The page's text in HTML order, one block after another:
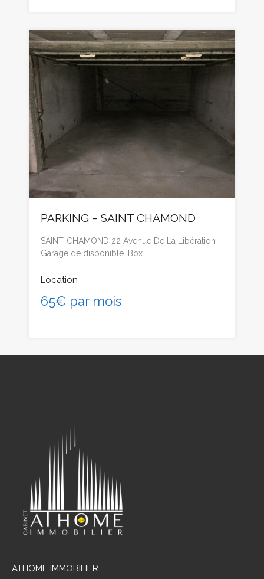
PARKING – SAINT CHAMOND
SAINT-CHAMOND 22 Avenue De La Libération
Garage de disponible. Box…
Location
65€ par mois
ATHOME IMMOBILIER